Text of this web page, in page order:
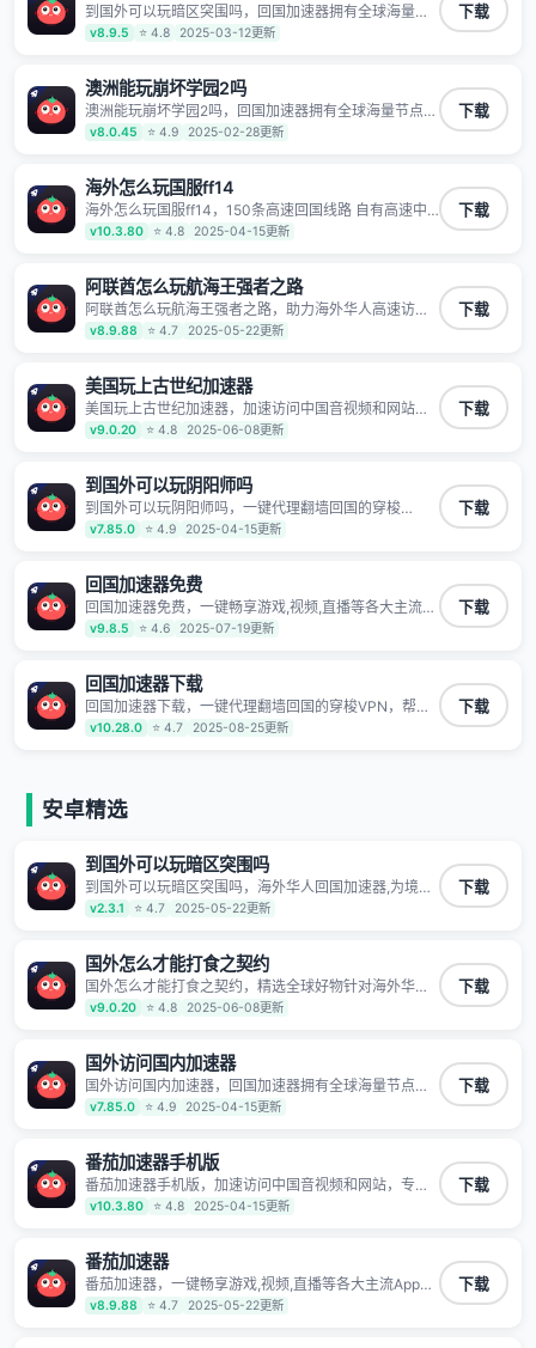
到国外可以玩暗区突围吗，回国加速器拥有全球海量节
点覆盖，运营商专线不卡顿超稳定，专为海外华人和留
学生打造，帮助海外华人免除地域限制，随时高速稳定
v8.9.5 ⭐ 4.8 2025-03-12更新
下载
澳洲能玩崩坏学园2吗
澳洲能玩崩坏学园2吗，回国加速器拥有全球海量节点覆
盖，运营商专线不卡顿超稳定，专为海外华人和留学生
打造，帮助海外华人免除地域限制，随时高速稳定低延
v8.0.45 ⭐ 4.9 2025-02-28更新
下载
海外怎么玩国服ff14
海外怎么玩国服ff14，150条高速回国线路 自有高速中
转节点 无需注册 一键连接 提供高速线路 应用内直达视
频音乐app,快人一步 应用模式 App互不干扰 不间断的隐
露 阻止第三方对数据进行窃取和监听
v10.3.80 ⭐ 4.8 2025-04-15更新
下载
阿联酋怎么玩航海王强者之路
阿联酋怎么玩航海王强者之路，助力海外华人高速访问
国内网络，快速开启国内各直播平台,解决国内视频、音
乐卡顿问题；更能加速海量国服游戏，超低延迟稳定不
v8.9.88 ⭐ 4.7 2025-05-22更新
下载
美国玩上古世纪加速器
美国玩上古世纪加速器，加速访问中国音视频和网站，
专业回国加速器，帮你加速访问优酷、bilibili、腾讯视
频、爱奇艺等，加速国服游戏，例如原神、阴阳师、和
录、明日方舟、战双帕弥什、sky光·遇、另一个伊甸园
等国内各种服务,回国加速器致力于帮助海外华人和留学
生、港澳台地区用户提供最好的回国游戏和音乐视频加
速服务，可以在海外或港澳台地区流畅加速国服游戏和
专线。能加速访问优酷、爱奇艺、腾讯视频、B站、芒果
TV、西瓜视频、QQ音乐、网易云音乐、酷狗音乐、YY
等主流网站应用解除限制，带你穿梭加速回国。目前已
有上百万用户，用户整体好评95%以上，一对一在线客
服支持，保障你的使用体验。
v9.0.20 ⭐ 4.8 2025-06-08更新
下载
到国外可以玩阴阳师吗
到国外可以玩阴阳师吗，一键代理翻墙回国的穿梭
VPN，帮助海外华人留学生及港澳台地区用户破除地区
版权限制问题，一键降低游戏延迟，加速访问中国网
v7.85.0 ⭐ 4.9 2025-04-15更新
下载
回国加速器免费
回国加速器免费，一键畅享游戏,视频,直播等各大主流
App应用,视频加载极速不卡顿。人在海外听歌,玩国服游
戏 简单易用。
v9.8.5 ⭐ 4.6 2025-07-19更新
下载
回国加速器下载
回国加速器下载，一键代理翻墙回国的穿梭VPN，帮助
海外华人留学生及港澳台地区用户破除地区版权限制问
题，一键降低游戏延迟，加速访问中国网站、游戏及应
v10.28.0 ⭐ 4.7 2025-08-25更新
下载
安卓精选
到国外可以玩暗区突围吗
到国外可以玩暗区突围吗，海外华人回国加速器,为境外
华人解决海外怎么听歌?海外怎么看剧?海外怎么玩游戏
不卡等境外难题,全球回国稳定国内节点,专业、流畅加速
v2.3.1 ⭐ 4.7 2025-05-22更新
下载
国外怎么才能打食之契约
国外怎么才能打食之契约，精选全球好物针对海外华
人、留学生和海外出差用户打造的一款高质量专属回国
加速器,只要身处海外即可一键加速畅享国内网络:追剧听
等多场景的应用及网络加速
v9.0.20 ⭐ 4.8 2025-06-08更新
下载
国外访问国内加速器
国外访问国内加速器，回国加速器拥有全球海量节点覆
盖，运营商专线不卡顿超稳定，专为海外华人和留学生
打造，帮助海外华人免除地域限制，随时高速稳定低延
v7.85.0 ⭐ 4.9 2025-04-15更新
下载
番茄加速器手机版
番茄加速器手机版，加速访问中国音视频和网站，专业
回国加速器，帮你加速访问优酷、bilibili、腾讯视频、爱
奇艺等，加速国服游戏，例如原神、阴阳师、和平精
明日方舟、战双帕弥什、sky光·遇、另一个伊甸园等国
内各种服务,回国加速器致力于帮助海外华人和留学生、
港澳台地区用户提供最好的回国游戏和音乐视频加速服
务，可以在海外或港澳台地区流畅加速国服游戏和音视
v10.3.80 ⭐ 4.8 2025-04-15更新
下载
番茄加速器
番茄加速器，一键畅享游戏,视频,直播等各大主流App应
用,视频加载极速不卡顿。人在海外听歌,玩国服游戏 简
单易用。
v8.9.88 ⭐ 4.7 2025-05-22更新
下载